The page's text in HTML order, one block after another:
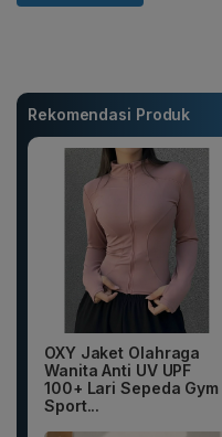
Rekomendasi Produk
OXY Jaket Olahraga
Wanita Anti UV UPF
100+ Lari Sepeda Gym
Sport...